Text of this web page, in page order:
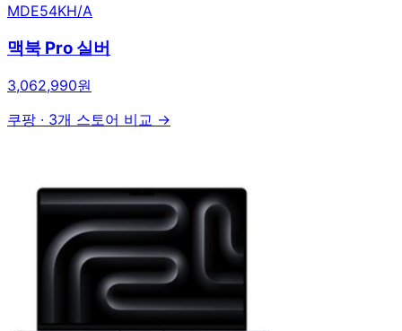
MDE54KH/A
맥북 Pro 실버
3,062,990원
쿠팡 · 3개 스토어 비교 →